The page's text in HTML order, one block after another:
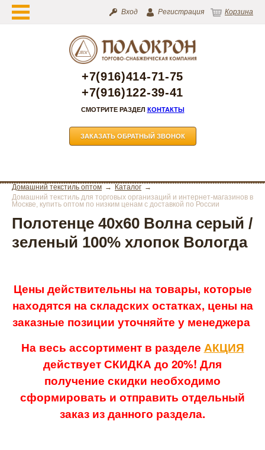
Вход Регистрация Корзина
+7(916)414-71-75
+7(916)122-39-41
СМОТРИТЕ РАЗДЕЛ КОНТАКТЫ
ЗАКАЗАТЬ ОБРАТНЫЙ ЗВОНОК
Домашний текстиль оптом
Каталог
Домашний текстиль для торговых организаций и интернет-магазинов в
Москве, купить оптом по низким ценам с доставкой по России
Полотенце 40х60 Волна серый /
зеленый 100% хлопок Вологда
Цены действительны на товары, которые
находятся на складских остатках, цены на
заказные позиции уточняйте у менеджера
На весь ассортимент в разделе АКЦИЯ
действует СКИДКА до 20%! Для
получение скидки необходимо
сформировать и отправить отдельный
заказ из данного раздела.